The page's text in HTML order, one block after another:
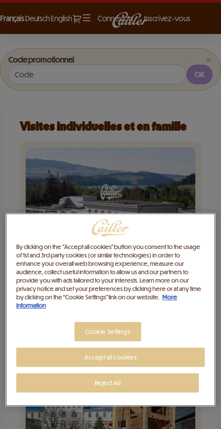
Langue
FrançaisDeutschEnglish Dialogue
Connexion Inscrivez-vous
Code promotionnel
OK
Maison
Cailler
-
Ventes
Visites individuelles et en famille
Visite individuelle de la Maison Cailler
9 Août 2026
By clicking on the "Accept all cookies" button you consent to the usage
of 1st and 3rd party cookies (or similar technologies) in order to
enhance your overall web browsing experience, measure our
audience, collect useful information to allow us and our partners to
provide you with ads tailored to your interests. Learn more on our
privacy notice and set your preferences by clicking here or at any time
by clicking on the “Cookie Settings” link on our website. More
information
Cookie Settings
Reject All
Accept all cookies